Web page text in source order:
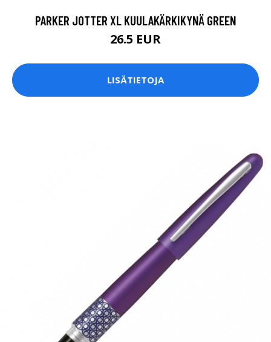
PARKER JOTTER XL KUULAKÄRKIKYNÄ GREEN
26.5 EUR
LISÄTIETOJA